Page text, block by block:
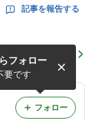
記事を報告する
フォロー
要です
フォロー